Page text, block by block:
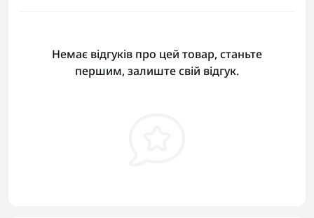
Немає відгуків про цей товар, станьте
першим, залиште свій відгук.